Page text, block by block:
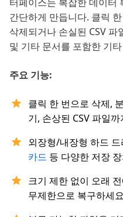
간단하게 만듭니다. 클릭
삭제되거나 손실된 CSV
및 기타 문서를 포함한 기
주요 기능:
클릭 한 번으로 삭제,
기, 손상된 CSV 파일
외장형/내장형 하드 드
카드 등 다양한 저장
크기 제한 없이 오래
무제한으로 복구하세